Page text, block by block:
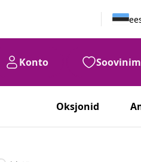
Konto
Oksjonid